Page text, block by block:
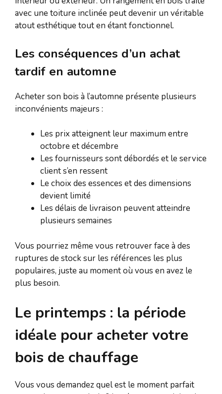
avec une toiture inclinée peut devenir un véritable
atout esthétique tout en étant fonctionnel.
Les conséquences d’un achat
tardif en automne
Acheter son bois à l’automne présente plusieurs
inconvénients majeurs :
Les prix atteignent leur maximum entre
octobre et décembre
Les fournisseurs sont débordés et le service
client s’en ressent
Le choix des essences et des dimensions
devient limité
Les délais de livraison peuvent atteindre
plusieurs semaines
Vous pourriez même vous retrouver face à des
ruptures de stock sur les références les plus
populaires, juste au moment où vous en avez le
plus besoin.
Le printemps : la période
idéale pour acheter votre
bois de chauffage
Vous vous demandez quel est le moment parfait